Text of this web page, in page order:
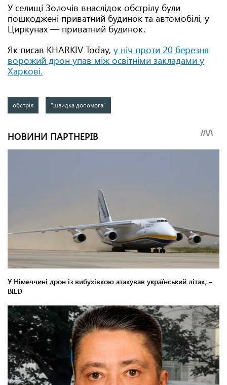
У селищі Золочів внаслідок обстрілу були
пошкоджені приватний будинок та автомобілі, у
Циркунах — приватний будинок.
Як писав KHARKIV Today, у ніч проти 20 березня
ворожий дрон упав між освітніми закладами у
Харкові.
обстріл "швидка допомога"